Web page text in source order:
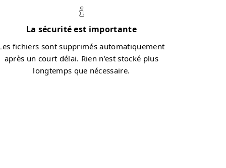
La sécurité est importante
fichiers sont supprimés automatiquement
après un court délai. Rien n’est stocké plus
longtemps que nécessaire.